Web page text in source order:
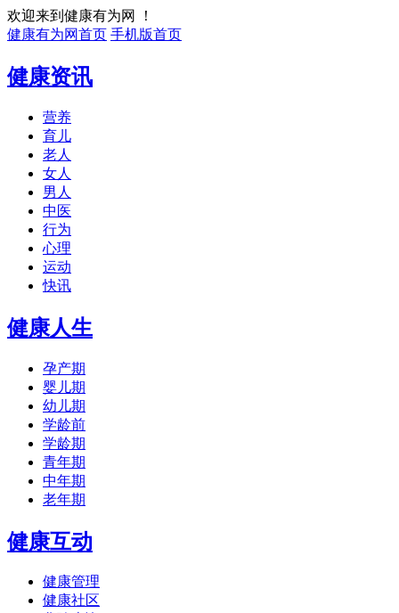
欢迎来到健康有为网 ！
健康有为网首页 手机版首页
健康资讯
营养
育儿
老人
女人
男人
中医
行为
心理
运动
快讯
健康人生
孕产期
婴儿期
幼儿期
学龄前
学龄期
青年期
中年期
老年期
健康互动
健康管理
健康社区